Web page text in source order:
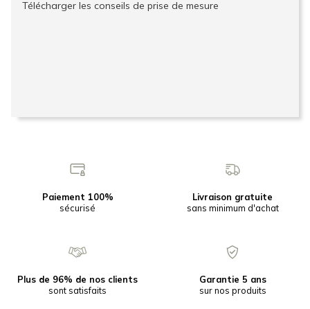
Télécharger les conseils de prise de mesure
Paiement 100%
sécurisé
Livraison gratuite
sans minimum d'achat
Plus de 96% de nos clients
sont satisfaits
Garantie 5 ans
sur nos produits